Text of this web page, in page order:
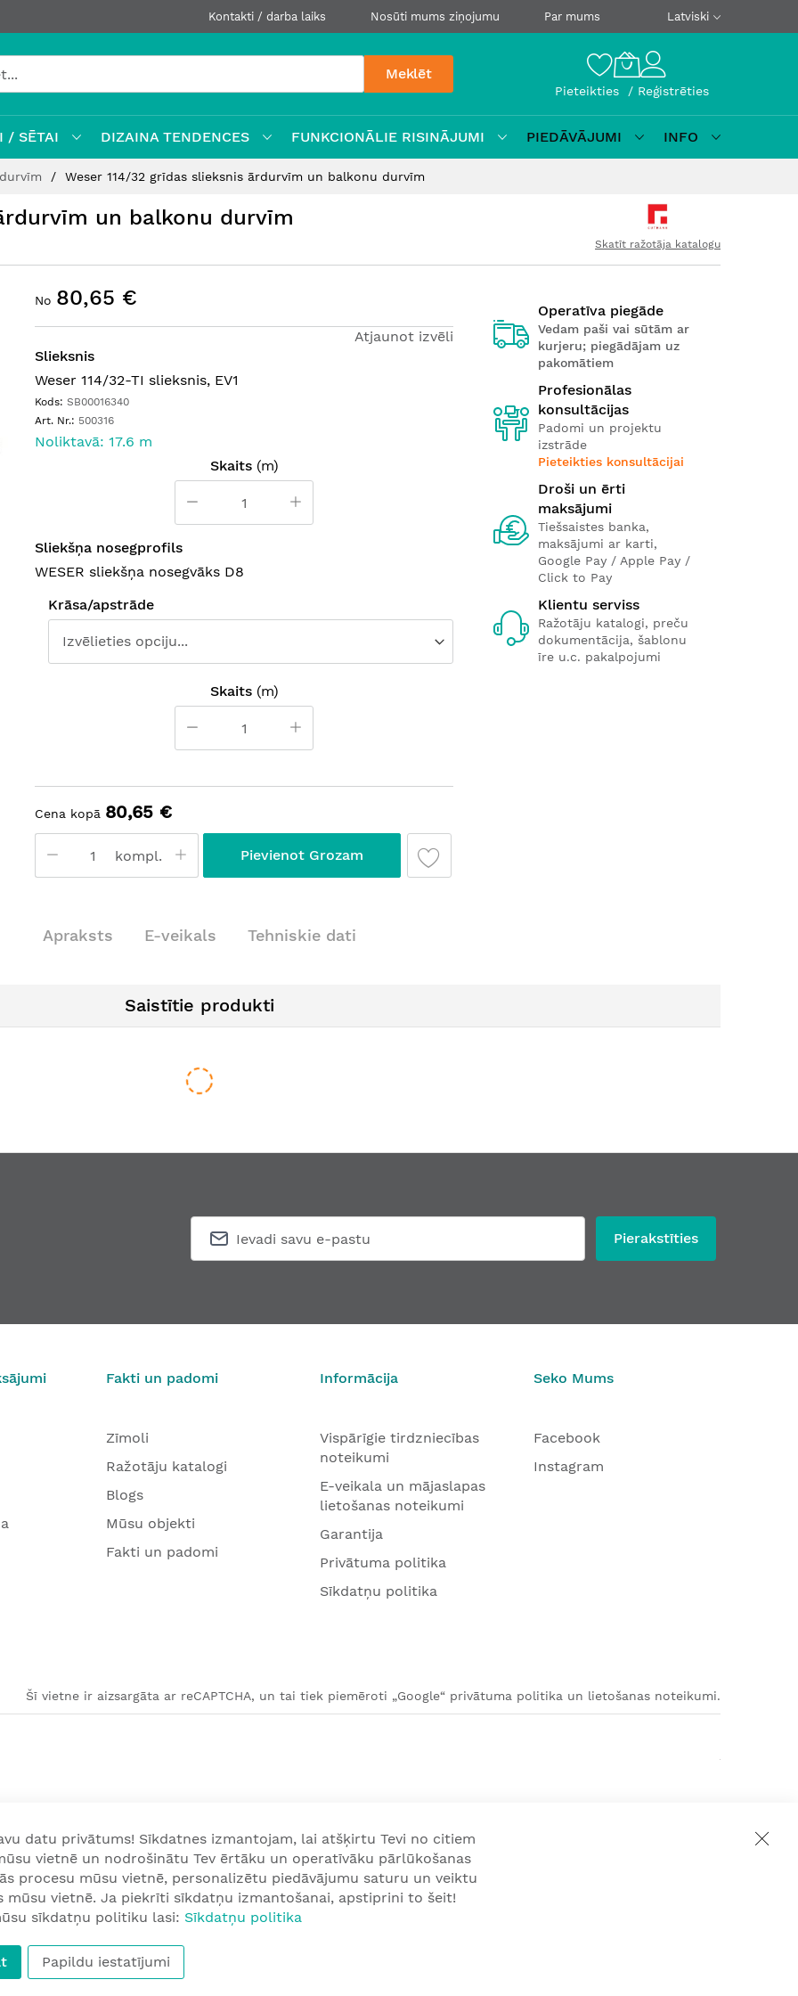
Kontakti / darba laiks Nosūti mums ziņojumu Par mums Latviski
Meklēt
Pieteikties Reģistrēties
/ SĒTAI DIZAINA TENDENCES FUNKCIONĀLIE RISINĀJUMI PIEDĀVĀJUMI
INFO
Weser 114/32 grīdas slieksnis ārdurvīm un balkonu durvīm
un balkonu durvīm
Skatīt ražotāja katalogu
No 80,65 €
Atjaunot izvēli
Slieksnis
Weser 114/32-TI slieksnis, EV1
Kods: SB00016340
Art. Nr.: 500316
Noliktavā: 17.6 m
Skaits (m)
Sliekšņa nosegprofils
WESER sliekšņa nosegvāks D8
Krāsa/apstrāde
Skaits (m)
Cena kopā 80,65 €
kompl. Pievienot Grozam
Operatīva piegāde
Vedam paši vai sūtām ar
kurjeru; piegādājam uz
pakomātiem
Profesionālas
konsultācijas
Padomi un projektu
izstrāde
Pieteikties konsultācijai
Droši un ērti
maksājumi
Tiešsaistes banka,
maksājumi ar karti,
Google Pay / Apple Pay /
Click to Pay
Klientu serviss
Ražotāju katalogi, preču
dokumentācija, šablonu
īre u.c. pakalpojumi
Apraksts E-veikals Tehniskie dati
Saistītie produkti
Pierakstīties
Fakti un padomi
Zīmoli
Ražotāju katalogi
Blogs
Mūsu objekti
Fakti un padomi
Informācija
Vispārīgie tirdzniecības
noteikumi
E-veikala un mājaslapas
lietošanas noteikumi
Garantija
Privātuma politika
Sīkdatņu politika
Seko Mums
Facebook
Instagram
Šī vietne ir aizsargāta ar reCAPTCHA, un tai tiek piemēroti „Google“ privātuma politika un lietošanas noteikumi.
datu privātums! Sīkdatnes izmantojam, lai atšķirtu Tevi no citiem
vietnē un nodrošinātu Tev ērtāku un operatīvāku pārlūkošanas
procesu mūsu vietnē, personalizētu piedāvājumu saturu un veiktu
mūsu vietnē. Ja piekrīti sīkdatņu izmantošanai, apstiprini to šeit!
sīkdatņu politiku lasi: Sīkdatņu politika
Papildu iestatījumi